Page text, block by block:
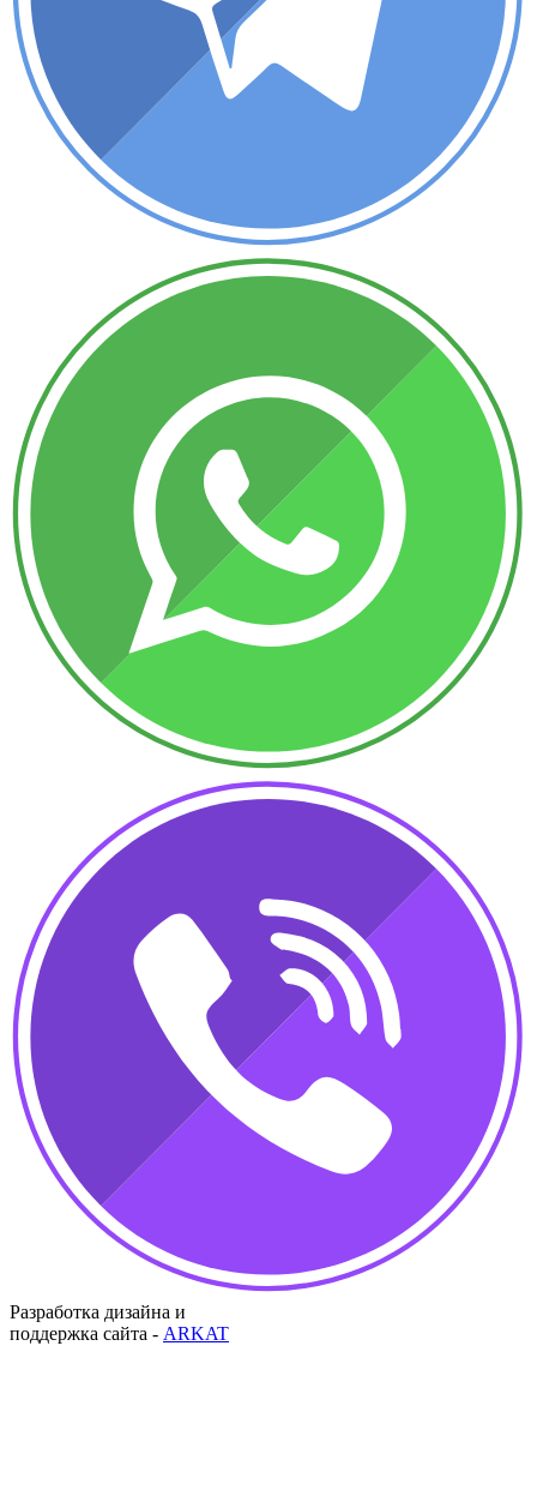
Разработка дизайна и
поддержка сайта - ARKAT